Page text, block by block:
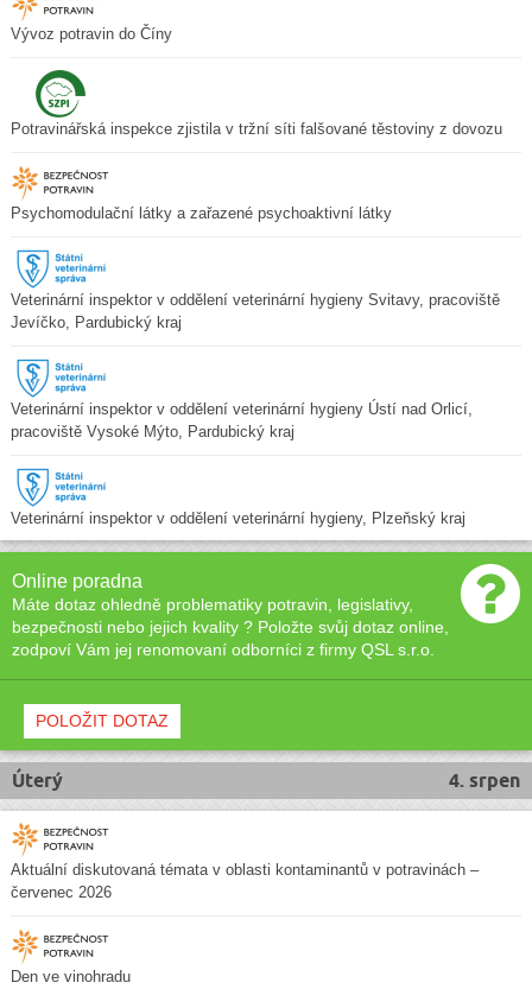
Vývoz potravin do Číny
Potravinářská inspekce zjistila v tržní síti falšované těstoviny z dovozu
Psychomodulační látky a zařazené psychoaktivní látky
Veterinární inspektor v oddělení veterinární hygieny Svitavy, pracoviště
Jevíčko, Pardubický kraj
Veterinární inspektor v oddělení veterinární hygieny Ústí nad Orlicí,
pracoviště Vysoké Mýto, Pardubický kraj
Veterinární inspektor v oddělení veterinární hygieny, Plzeňský kraj
Online poradna
Máte dotaz ohledně problematiky potravin, legislativy,
bezpečnosti nebo jejich kvality ? Položte svůj dotaz online,
zodpoví Vám jej renomovaní odborníci z firmy QSL s.r.o.
POLOŽIT DOTAZ
4. srpen
Úterý
Aktuální diskutovaná témata v oblasti kontaminantů v potravinách –
červenec 2026
Den ve vinohradu